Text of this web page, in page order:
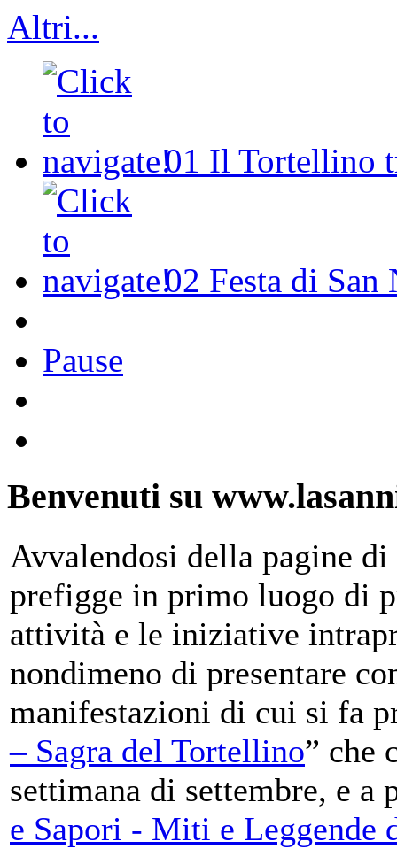
Altri...
01 Il Tortellino
02 Festa di San
Pause
Benvenuti su
Avvalendosi della pagine
prefigge in primo luogo di
attività e le iniziative
nondimeno di presentare
manifestazioni di cui si fa
– Sagra del Tortellino” che
settimana di settembre, e a
e Sapori - Miti e Leggende